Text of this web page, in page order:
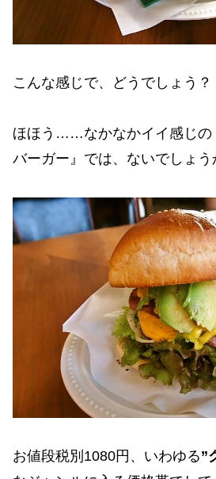
こんな感じで、どうでしょう？
ほほう……なかなかイイ感じの
バーガー』では、ないでしょう
お値段税別1080円、いわゆる”